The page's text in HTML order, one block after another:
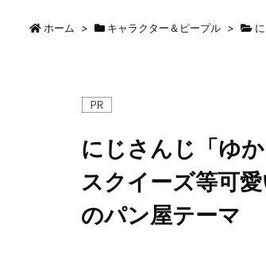
ホーム > キャラクター＆ピープル >
にじさんじ「ゆ
スクイーズ等可
のパン屋テーマ